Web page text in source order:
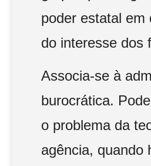
poder estatal em
do interesse dos
Associa-se à
burocrática.
o problema da
agência, quando